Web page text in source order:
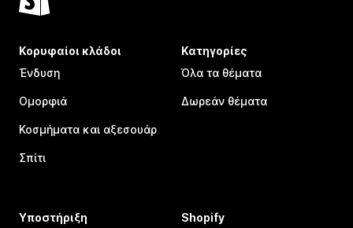
Κορυφαίοι κλάδοι
Ένδυση
Ομορφιά
Κοσμήματα και αξεσουάρ
Σπίτι
Κατηγορίες
Όλα τα θέματα
Δωρεάν θέματα
Υποστήριξη
Shopify